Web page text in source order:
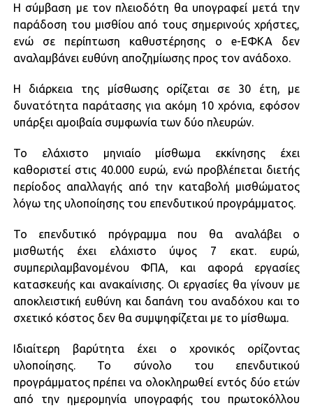
Η σύμβαση με τον πλειοδότη θα υπογραφεί μετά την
παράδοση του μισθίου από τους σημερινούς χρήστες,
ενώ σε περίπτωση καθυστέρησης ο e-ΕΦΚΑ δεν
αναλαμβάνει ευθύνη αποζημίωσης προς τον ανάδοχο.
Η διάρκεια της μίσθωσης ορίζεται σε 30 έτη, με
δυνατότητα παράτασης για ακόμη 10 χρόνια, εφόσον
υπάρξει αμοιβαία συμφωνία των δύο πλευρών.
Το ελάχιστο μηνιαίο μίσθωμα εκκίνησης έχει
καθοριστεί στις 40.000 ευρώ, ενώ προβλέπεται διετής
περίοδος απαλλαγής από την καταβολή μισθώματος
λόγω της υλοποίησης του επενδυτικού προγράμματος.
Το επενδυτικό πρόγραμμα που θα αναλάβει ο
μισθωτής έχει ελάχιστο ύψος 7 εκατ. ευρώ,
συμπεριλαμβανομένου ΦΠΑ, και αφορά εργασίες
κατασκευής και ανακαίνισης. Οι εργασίες θα γίνουν με
αποκλειστική ευθύνη και δαπάνη του αναδόχου και το
σχετικό κόστος δεν θα συμψηφίζεται με το μίσθωμα.
Ιδιαίτερη βαρύτητα έχει ο χρονικός ορίζοντας
υλοποίησης. Το σύνολο του επενδυτικού
προγράμματος πρέπει να ολοκληρωθεί εντός δύο ετών
από την ημερομηνία υπογραφής του πρωτοκόλλου